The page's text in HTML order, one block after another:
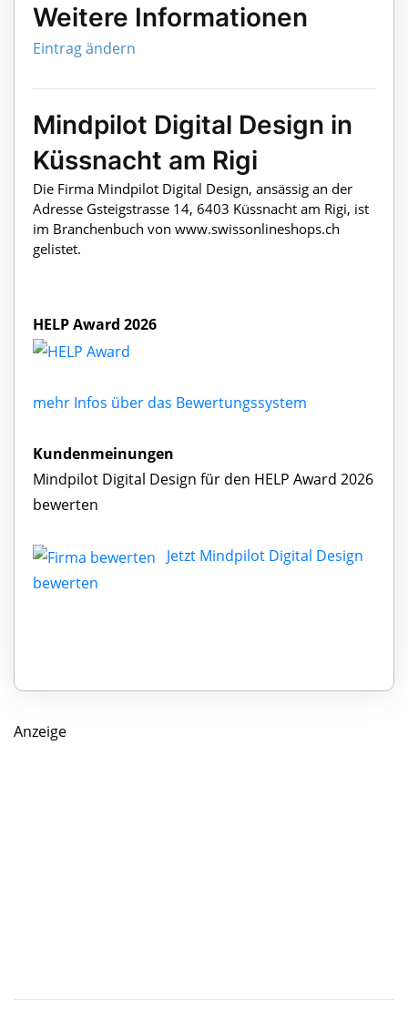
Weitere Informationen
Eintrag ändern
Mindpilot Digital Design in
Küssnacht am Rigi
Die Firma Mindpilot Digital Design, ansässig an der
Adresse Gsteigstrasse 14, 6403 Küssnacht am Rigi, ist
im Branchenbuch von www.swissonlineshops.ch
gelistet.
HELP Award 2026
mehr Infos über das Bewertungssystem
Kundenmeinungen
Mindpilot Digital Design für den HELP Award 2026
bewerten
Jetzt Mindpilot Digital Design
bewerten
Anzeige